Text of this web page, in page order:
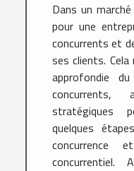
Dans un
pour une
concurrents et
ses clients.
approfondie
stratégiques
quelques
concurrence